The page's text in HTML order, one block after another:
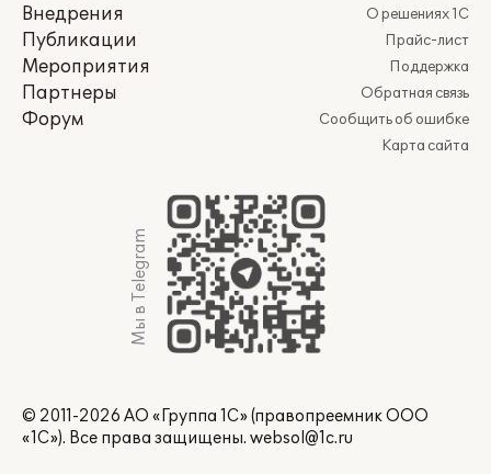
Внедрения
Публикации
Мероприятия
Партнеры
Форум
О решениях 1С
Прайс-лист
Поддержка
Обратная связь
Сообщить об ошибке
Карта сайта
Мы в Telegram
© 2011-2026 АО «Группа 1С» (правопреемник ООО
«1С»). Все права защищены. websol@1c.ru